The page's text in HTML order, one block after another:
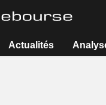
Actualités